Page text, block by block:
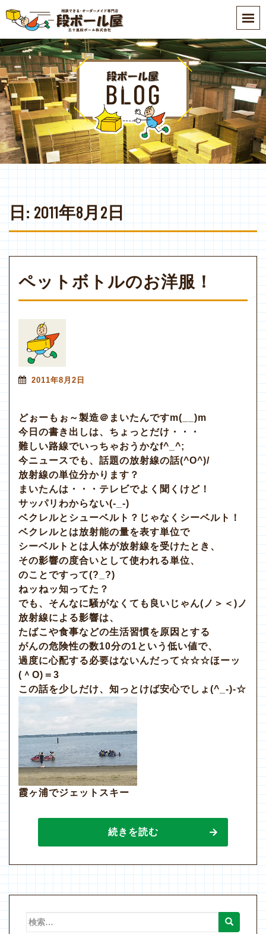
p
t
o
m
a
i
n
c
o
n
e
n
t
日:2011年8月2日
ペットボトルのお洋服！
2011年8月2日
どぉーもぉ～製造＠まいたんですm(__)m
今日の書き出しは、ちょっとだけ・・・
難しい路線でいっちゃおうかなf^_^;
今ニュースでも、話題の放射線の話(^O^)/
放射線の単位分かります？
まいたんは・・・テレビでよく聞くけど！
サッパリわからない(-_-)
ベクレルとシューベルト？じゃなくシーベルト！
ベクレルとは放射能の量を表す単位で
シーベルトとは人体が放射線を受けたとき、
その影響の度合いとして使われる単位、
のことですって(?_?)
ねッねッ知ってた？
でも、そんなに騒がなくても良いじゃん(ノ＞＜)ノ
放射線による影響は、
たばこや食事などの生活習慣を原因とする
がんの危険性の数10分の1という低い値で、
過度に心配する必要はないんだって☆☆☆ほーッ
(＾O)＝3
この話を少しだけ、知っとけば安心でしょ(^_-)-☆
霞ヶ浦でジェットスキー
続きを読む
検